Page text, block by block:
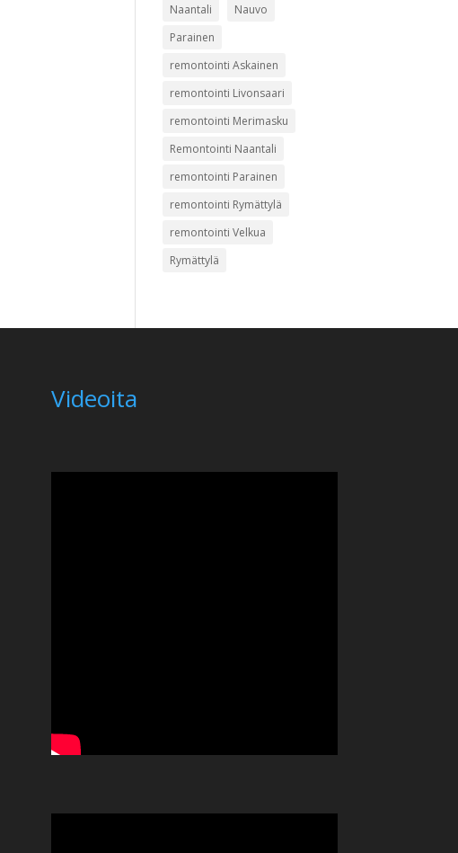
Naantali
Nauvo
Parainen
remontointi Askainen
remontointi Livonsaari
remontointi Merimasku
Remontointi Naantali
remontointi Parainen
remontointi Rymättylä
remontointi Velkua
Rymättylä
Videoita